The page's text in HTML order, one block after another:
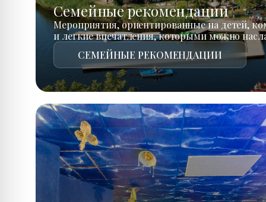
Семейные рекомендации
Мероприятия, ориентированные на детей,
и легкие впечатления, которыми можно
СЕМЕЙНЫЕ РЕКОМЕНДАЦИИ